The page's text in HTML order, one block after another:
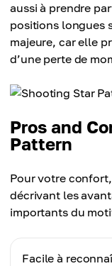
aussi à prendre
positions longues
majeure, car elle
d’une perte de
Pros and
Pattern
Pour votre
décrivant les
importants du
Facile à